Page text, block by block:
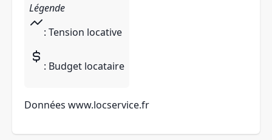
Légende
: Tension locative
: Budget locataire
Données www.locservice.fr